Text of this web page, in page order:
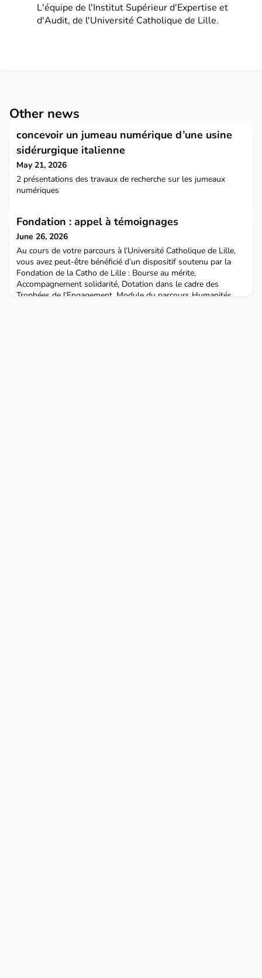
L'équipe de l'Institut Supérieur d'Expertise et
d'Audit, de l'Université Catholique de Lille.
Other news
concevoir un jumeau numérique d’une usine
sidérurgique italienne
May 21, 2026
2 présentations des travaux de recherche sur les jumeaux
numériques
Fondation : appel à témoignages
June 26, 2026
Au cours de votre parcours à l’Université Catholique de Lille,
vous avez peut-être bénéficié d’un dispositif soutenu par la
Fondation de la Catho de Lille : Bourse au mérite,
Accompagnement solidarité, Dotation dans le cadre des
Trophées de l’Engagement, Module du parcours Humanités,